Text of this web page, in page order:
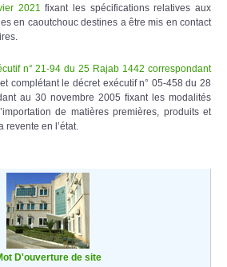
2021 fixant les spécifications relatives aux
en caoutchouc destines a être mis en contact
n° 21-94 du 25 Rajab 1442 correspondant
complétant le décret exécutif n° 05-458 du 28
au 30 novembre 2005 fixant les modalités
de matières premières, produits et
en l’état.
D'ouverture de site